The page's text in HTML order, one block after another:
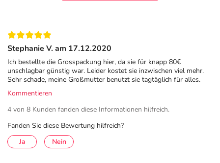
Stephanie V. am 17.12.2020
Ich bestellte die Grosspackung hier, da sie für knapp 80€
unschlagbar günstig war. Leider kostet sie inzwischen viel mehr.
Sehr schade, meine Großmutter benutzt sie tagtäglich für alles.
Kommentieren
4 von 8 Kunden fanden diese Informationen hilfreich.
Fanden Sie diese Bewertung hilfreich?
Ja
Nein